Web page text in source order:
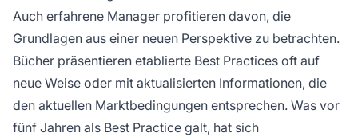
Auch erfahrene Manager profitieren davon, die
Grundlagen aus einer neuen Perspektive zu betrachten.
Bücher präsentieren etablierte Best Practices oft auf
neue Weise oder mit aktualisierten Informationen, die
den aktuellen Marktbedingungen entsprechen. Was vor
fünf Jahren als Best Practice galt, hat sich